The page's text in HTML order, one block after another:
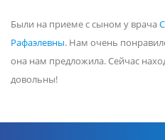
Были на приеме с сыном у врача
Рафаэлевны. Нам очень
она нам предложила. Сейчас
довольны!